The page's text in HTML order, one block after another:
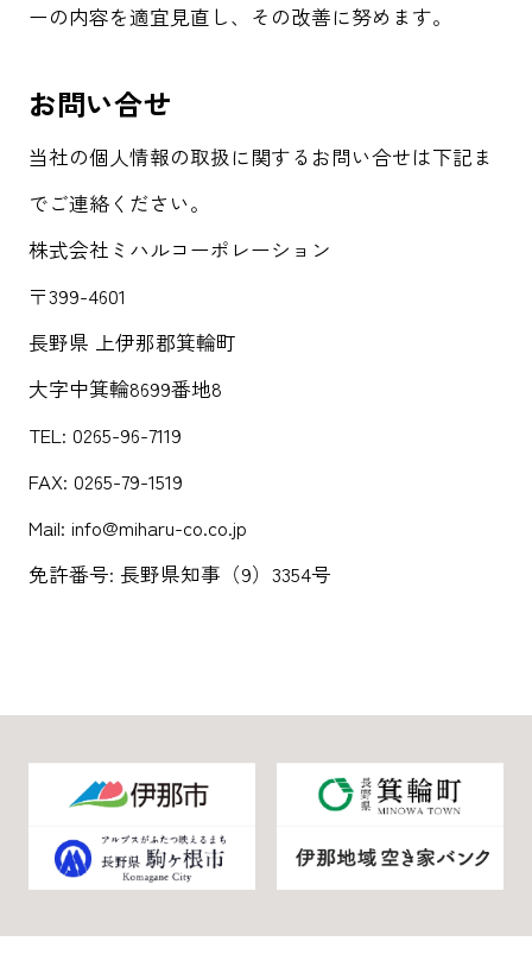
ーの内容を適宜見直し、その改善に努めます。
お問い合せ
当社の個人情報の取扱に関するお問い合せは下記ま
でご連絡ください。
株式会社ミハルコーポレーション
〒399-4601
長野県 上伊那郡箕輪町
大字中箕輪8699番地8
TEL: 0265-96-7119
FAX: 0265-79-1519
Mail: info@miharu-co.co.jp
免許番号: 長野県知事（9）3354号